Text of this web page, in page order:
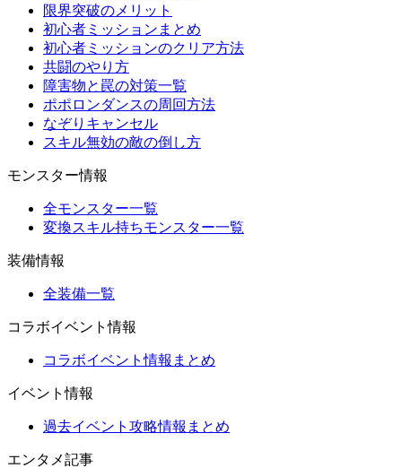
限界突破のメリット
初心者ミッションまとめ
初心者ミッションのクリア方法
共闘のやり方
障害物と罠の対策一覧
ポポロンダンスの周回方法
なぞりキャンセル
スキル無効の敵の倒し方
モンスター情報
全モンスター一覧
変換スキル持ちモンスター一覧
装備情報
全装備一覧
コラボイベント情報
コラボイベント情報まとめ
イベント情報
過去イベント攻略情報まとめ
エンタメ記事